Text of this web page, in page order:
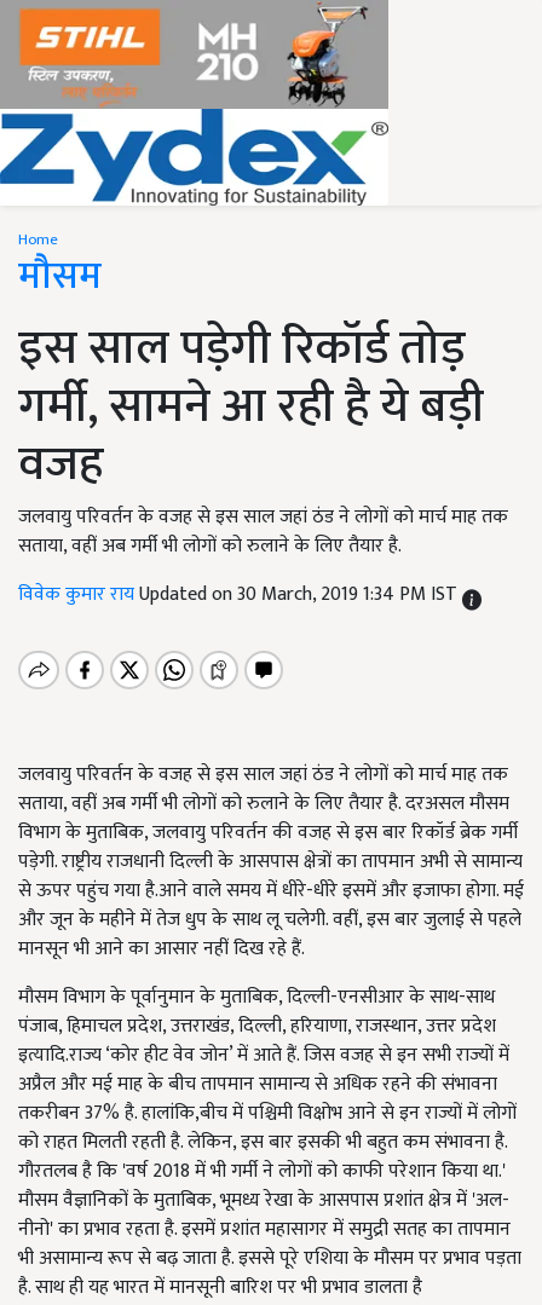
Home
मौसम
इस साल पड़ेगी रिकॉर्ड तोड़
गर्मी, सामने आ रही है ये बड़ी
वजह
जलवायु परिवर्तन के वजह से इस साल जहां ठंड ने लोगों को मार्च माह तक
सताया, वहीं अब गर्मी भी लोगों को रुलाने के लिए तैयार है.
विवेक कुमार रायUpdated on 30 March, 2019 1:34 PM IST
जलवायु परिवर्तन के वजह से इस साल जहां ठंड ने लोगों को मार्च माह तक
सताया, वहीं अब गर्मी भी लोगों को रुलाने के लिए तैयार है. दरअसल मौसम
विभाग के मुताबिक, जलवायु परिवर्तन की वजह से इस बार रिकॉर्ड ब्रेक गर्मी
पड़ेगी. राष्ट्रीय राजधानी दिल्ली के आसपास क्षेत्रों का तापमान अभी से सामान्य
से ऊपर पहुंच गया है.आने वाले समय में धीरे-धीरे इसमें और इजाफा होगा. मई
और जून के महीने में तेज धुप के साथ लू चलेगी. वहीं, इस बार जुलाई से पहले
मानसून भी आने का आसार नहीं दिख रहे हैं.
मौसम विभाग के पूर्वानुमान के मुताबिक, दिल्ली-एनसीआर के साथ-साथ
पंजाब, हिमाचल प्रदेश, उत्तराखंड, दिल्ली, हरियाणा, राजस्थान, उत्तर प्रदेश
इत्यादि.राज्य ‘कोर हीट वेव जोन’ में आते हैं. जिस वजह से इन सभी राज्यों में
अप्रैल और मई माह के बीच तापमान सामान्य से अधिक रहने की संभावना
तकरीबन 37% है. हालांकि,बीच में पश्चिमी विक्षोभ आने से इन राज्यों में लोगों
को राहत मिलती रहती है. लेकिन, इस बार इसकी भी बहुत कम संभावना है.
गौरतलब है कि 'वर्ष 2018 में भी गर्मी ने लोगों को काफी परेशान किया था.'
मौसम वैज्ञानिकों के मुताबिक, भूमध्य रेखा के आसपास प्रशांत क्षेत्र में 'अल-
नीनो' का प्रभाव रहता है. इसमें प्रशांत महासागर में समुद्री सतह का तापमान
भी असामान्य रूप से बढ़ जाता है. इससे पूरे एशिया के मौसम पर प्रभाव पड़ता
है. साथ ही यह भारत में मानसूनी बारिश पर भी प्रभाव डालता है